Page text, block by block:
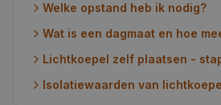
Welke opstand heb ik nodig?
Wat is een dagmaat en hoe
Lichtkoepel zelf plaatsen -
Isolatiewaarden van